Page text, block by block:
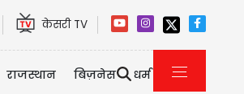
केसरी TV
राजस्थान बिज़नेस धर्म